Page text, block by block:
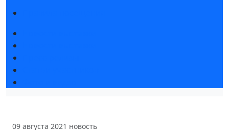
09 августа 2021 новость